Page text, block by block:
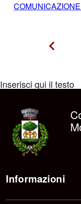
Inserisci qui il testo
Informazioni